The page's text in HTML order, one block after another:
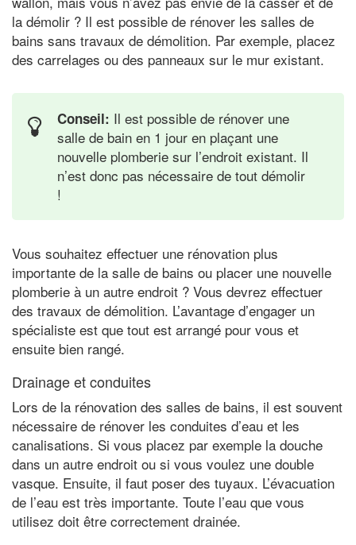
la démolir ? Il est possible de rénover les salles de
bains sans travaux de démolition. Par exemple, placez
des carrelages ou des panneaux sur le mur existant.
Conseil: Il est possible de rénover une
salle de bain en 1 jour en plaçant une
nouvelle plomberie sur l’endroit existant. Il
n’est donc pas nécessaire de tout démolir
!
Vous souhaitez effectuer une rénovation plus
importante de la salle de bains ou placer une nouvelle
plomberie à un autre endroit ? Vous devrez effectuer
des travaux de démolition. L’avantage d’engager un
spécialiste est que tout est arrangé pour vous et
ensuite bien rangé.
Drainage et conduites
Lors de la rénovation des salles de bains, il est souvent
nécessaire de rénover les conduites d’eau et les
canalisations. Si vous placez par exemple la douche
dans un autre endroit ou si vous voulez une double
vasque. Ensuite, il faut poser des tuyaux. L’évacuation
de l’eau est très importante. Toute l’eau que vous
utilisez doit être correctement drainée.